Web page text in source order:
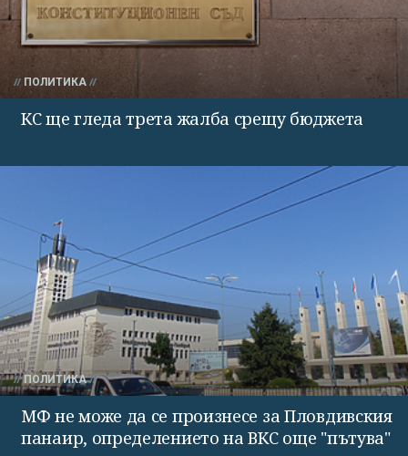
ПОЛИТИКА
КС ще гледа трета жалба срещу бюджета
ПОЛИТИКА
МФ не може да се произнесе за Пловдивския
панаир, определението на ВКС още "пътува"